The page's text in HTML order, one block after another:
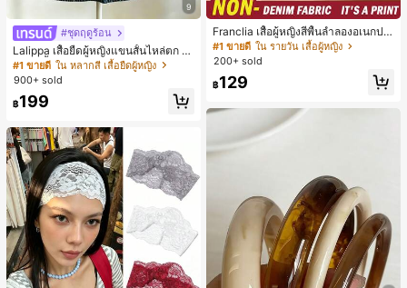
9
#ชุดฤดูร้อน
Lalippa เสื้อยืดผู้หญิงแขนสั้นไหล่ตก ค
อวีปกเสื้อ ลายพิมพ์ดิจิทัลลายทาง สไตล์
สปอร์ตแฟชั่นมินิมอล ของขวัญสำหรับเ
พื่อน
#1 ขายดี ใน หลากสี เสื้อยืดผู้หญิง
30+ พูดว่า "คุณภาพเนื้อผ้าดี"
#1 ขายดี ใน หลากสี เสื้อยืดผู้หญิง
30+ พูดว่า "คุณภาพเนื้อผ้าดี"
#1 ขายดี ใน หลากสี เสื้อยืดผู้หญิง
30+ พูดว่า "คุณภาพเนื้อผ้าดี"
#1 ขายดี
900+ sold
฿199
Franclia เสื้อผู้หญิงสีพื้นลำลองอเนกปร
ะสงค์สำหรับใส่ประจำวัน
#1 ขายดี ใน รายวัน เสื้อผู้หญิง
200+ sold
฿129